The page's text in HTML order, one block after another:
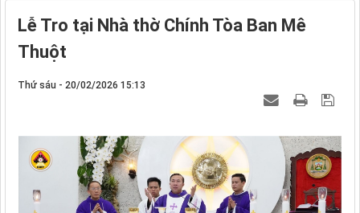
Lễ Tro tại Nhà thờ Chính Tòa Ban Mê
Thuột
Thứ sáu - 20/02/2026 15:13